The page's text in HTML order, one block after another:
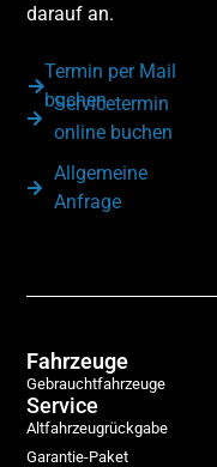
darauf an.
Termin per Mail
buchen
Servicetermin
online buchen
Allgemeine
Anfrage
Fahrzeuge
Gebrauchtfahrzeuge
Service
Altfahrzeugrückgabe
Garantie-Paket